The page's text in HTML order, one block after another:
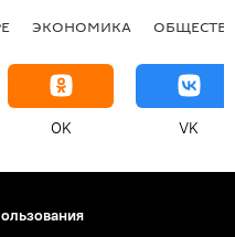
ЭКОНОМИКА
OK VK